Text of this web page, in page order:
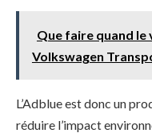
Que faire quand le
Volkswagen
L’Adblue est donc un
réduire l’impact